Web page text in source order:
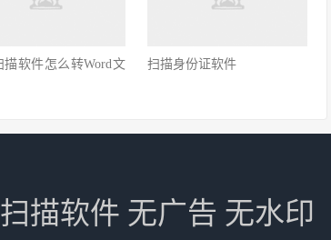
描软件怎么转Word文
扫描身份证软件
描软件 无广告 无水印